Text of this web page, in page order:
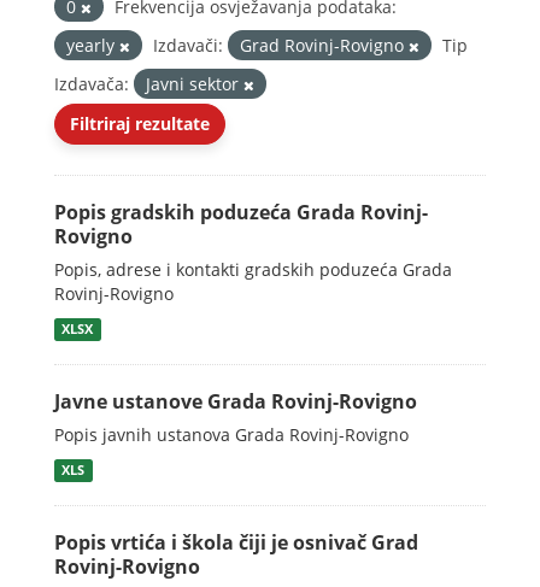
0
Frekvencija osvježavanja podataka:
yearly
Izdavači: Grad Rovinj-Rovigno
Tip
Izdavača:
Javni sektor
Filtriraj rezultate
Popis gradskih poduzeća Grada Rovinj-
Rovigno
Popis, adrese i kontakti gradskih poduzeća Grada
Rovinj-Rovigno
XLSX
Javne ustanove Grada Rovinj-Rovigno
Popis javnih ustanova Grada Rovinj-Rovigno
XLS
Popis vrtića i škola čiji je osnivač Grad
Rovinj-Rovigno